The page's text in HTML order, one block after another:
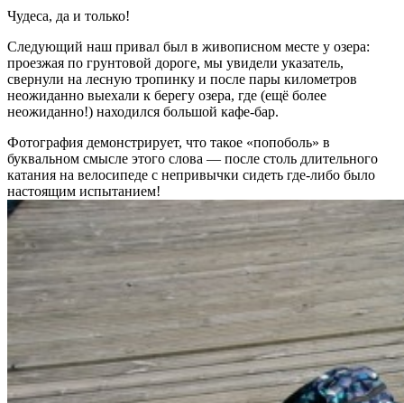
Чудеса, да и только!
Следующий наш привал был в живописном месте у озера:
проезжая по грунтовой дороге, мы увидели указатель,
свернули на лесную тропинку и после пары километров
неожиданно выехали к берегу озера, где (ещё более
неожиданно!) находился большой кафе-бар.
Фотография демонстрирует, что такое «попоболь» в
буквальном смысле этого слова — после столь длительного
катания на велосипеде с непривычки сидеть где-либо было
настоящим испытанием!